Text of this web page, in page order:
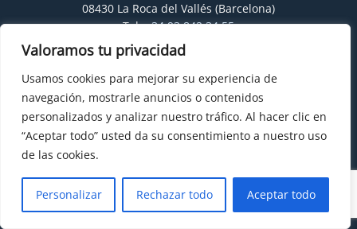
Valoramos tu privacidad
Usamos cookies para mejorar su experiencia de
navegación, mostrarle anuncios o contenidos
personalizados y analizar nuestro tráfico. Al hacer clic en
“Aceptar todo” usted da su consentimiento a nuestro uso
de las cookies.
Personalizar Rechazar todo Aceptar todo
08430 La Roca del Vallés (Barcelona)
Tel:+34 93.842.34.55
E-mail: hello@jansametal.com
Politiques et attention
Mentions Légales
Politique en matière de cookies
Quel est votre projet ?